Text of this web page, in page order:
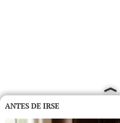
ANTES DE IRSE